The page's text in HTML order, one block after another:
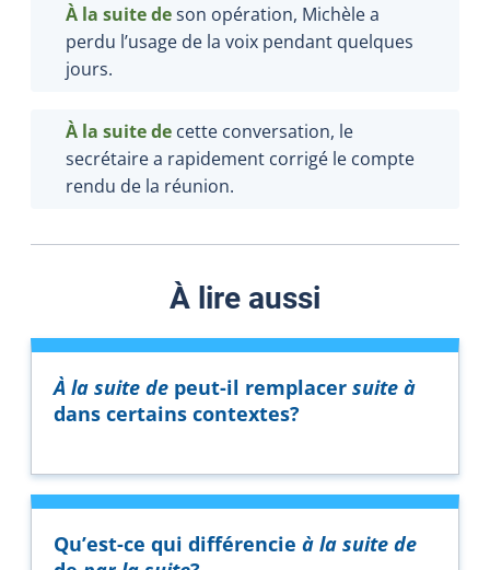
À la suite deson opération, Michèle a
perdu l’usage de la voix pendant quelques
jours.
À la suite de cette conversation, le
secrétaire a rapidement corrigé le compte
rendu de la réunion.
À lire aussi
À la suite de peut-il remplacer suite à
dans certains contextes?
Qu’est-ce qui différencie à la suite de